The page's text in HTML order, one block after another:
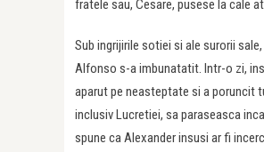
fratele sau, Cesare, pusese la cale
Sub ingrijirile sotiei si ale surorii
Alfonso s-a imbunatatit. Intr-o zi,
aparut pe neasteptate si a poruncit
inclusiv Lucretiei, sa paraseasca
spune ca Alexander insusi ar fi